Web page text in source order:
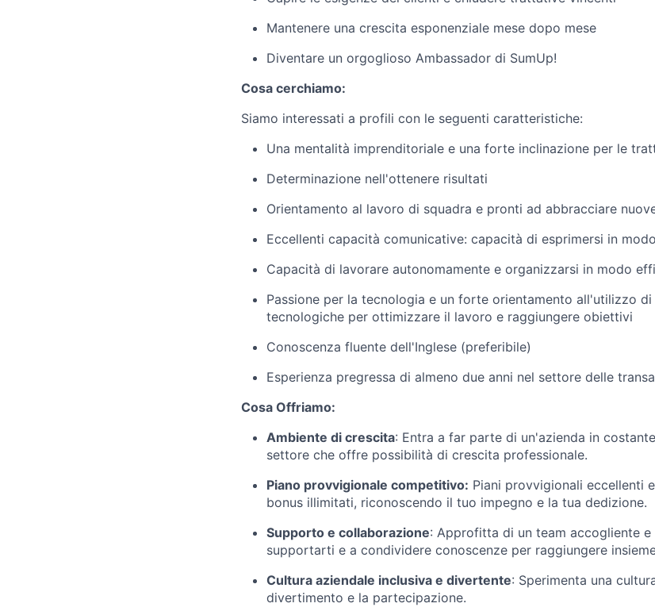
Mantenere una crescita esponenziale mese dopo mese
Diventare un orgoglioso Ambassador di SumUp!
Cosa cerchiamo:
Siamo interessati a profili con le seguenti caratteristiche:
Una mentalità imprenditoriale e una forte inclinazione per le
Determinazione nell'ottenere risultati
Orientamento al lavoro di squadra e pronti ad abbracciare
Eccellenti capacità comunicative: capacità di esprimersi in
Capacità di lavorare autonomamente e organizzarsi in modo
Passione per la tecnologia e un forte orientamento all'utilizzo
tecnologiche per ottimizzare il lavoro e raggiungere obiettivi
Conoscenza fluente dell'Inglese (preferibile)
Esperienza pregressa di almeno due anni nel settore delle
Cosa Offriamo:
Ambiente di crescita: Entra a far parte di un'azienda in
settore che offre possibilità di crescita professionale.
Piano provvigionale competitivo: Piani provvigionali eccellenti
bonus illimitati, riconoscendo il tuo impegno e la tua dedizione.
Supporto e collaborazione: Approfitta di un team accogliente
supportarti e a condividere conoscenze per raggiungere
Cultura aziendale inclusiva e divertente: Sperimenta una
divertimento e la partecipazione.